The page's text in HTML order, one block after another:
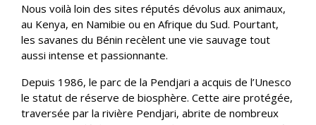
Nous voilà loin des sites réputés dévolus aux animaux,
au Kenya, en Namibie ou en Afrique du Sud. Pourtant,
les savanes du Bénin recèlent une vie sauvage tout
aussi intense et passionnante.
Depuis 1986, le parc de la Pendjari a acquis de l’Unesco
le statut de réserve de biosphère. Cette aire protégée,
traversée par la rivière Pendjari, abrite de nombreux